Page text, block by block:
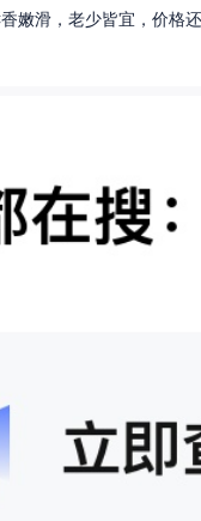
嫩滑，老少皆宜，价格